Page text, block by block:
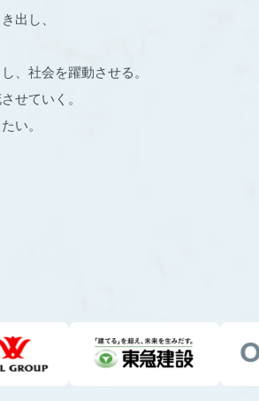
出し、
、社会を躍動させる。
せていく。
い。